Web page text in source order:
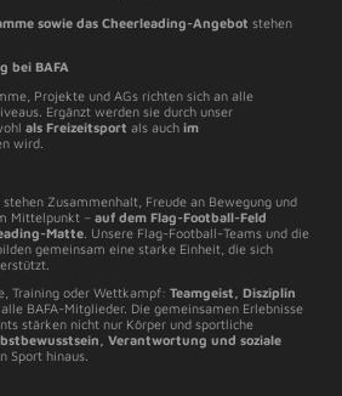
sowie das Cheerleading-Angebot stehen
bei BAFA
Projekte und AGs richten sich an alle
Ergänzt werden sie durch unser
als Freizeitsport als auch im
wird.
Zusammenhalt, Freude an Bewegung und
Mittelpunkt – auf dem Flag-Football-Feld
Matte . Unsere Flag-Football-Teams und die
gemeinsam eine starke Einheit, die sich
Training oder Wettkampf: Teamgeist, Disziplin
BAFA-Mitglieder. Die gemeinsamen Erlebnisse
stärken nicht nur Körper und sportliche
Verantwortung und soziale
Sport hinaus.